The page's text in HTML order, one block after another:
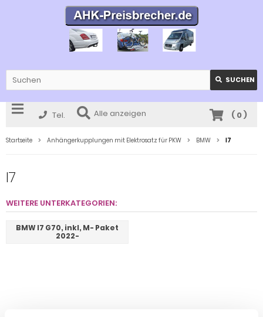
SUCHEN
Tel. Alle anzeigen ( 0)
Startseite Anhängerkupplungen mit Elektrosatz für PKW BMW I7
I7
WEITERE UNTERKATEGORIEN:
BMW I7 G70, inkl, M- Paket
2022-